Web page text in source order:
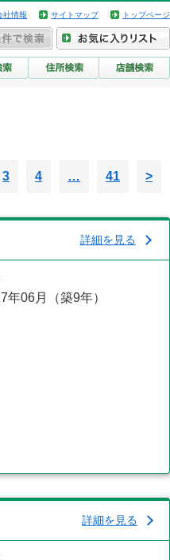
社情報 サイトマップ トップページ
3 4 … 41 >
詳細を見る
年06月（築9年）
詳細を見る